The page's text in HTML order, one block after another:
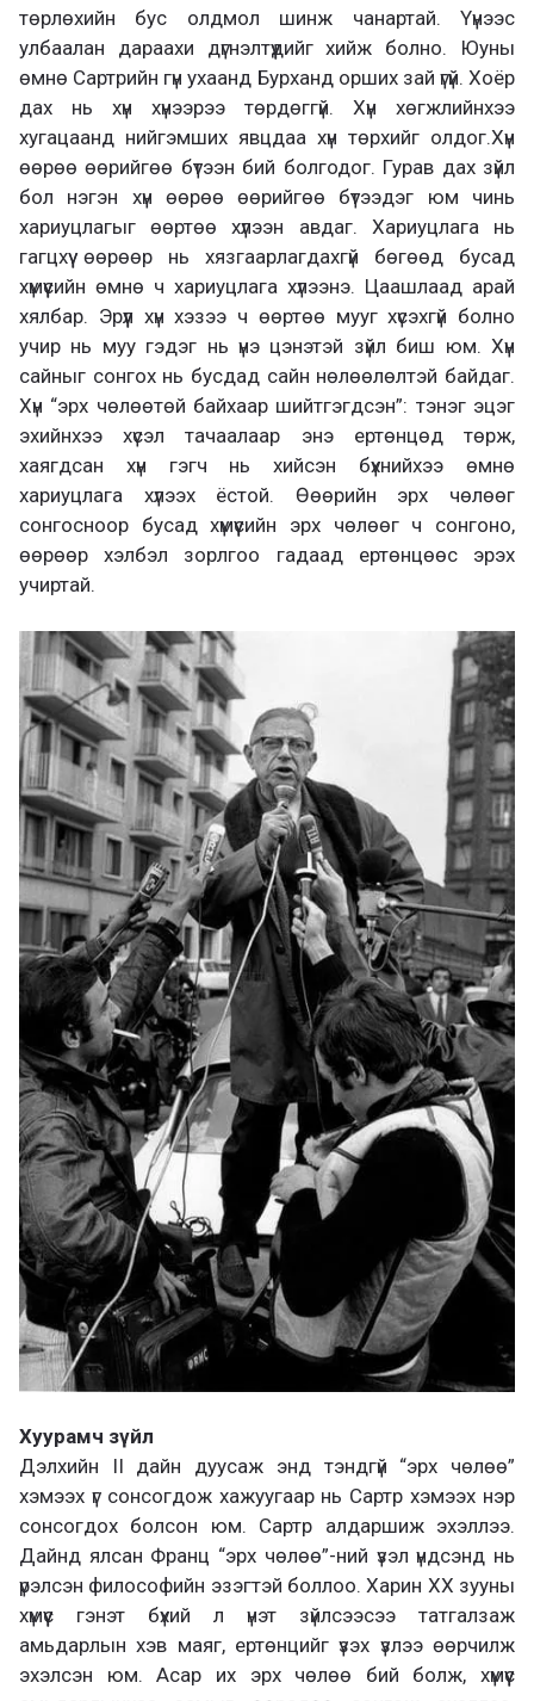
төрлөхийн бус олдмол шинж чанартай. Үүнээс
улбаалан дараахи дүгнэлтүүдийг хийж болно. Юуны
өмнө Сартрийн гүн ухаанд Бурханд орших зай үгүй. Хоёр
дах нь хүн хүнээрээ төрдөггүй. Хүн хөгжлийнхээ
хугацаанд нийгэмших явцдаа хүн төрхийг олдог.Хүн
өөрөө өөрийгөө бүтээн бий болгодог. Гурав дах зүйл
бол нэгэн хүн өөрөө өөрийгөө бүтээдэг юм чинь
хариуцлагыг өөртөө хүлээн авдаг. Хариуцлага нь
гагцхүү өөрөөр нь хязгаарлагдахгүй бөгөөд бусад
хүмүүсийн өмнө ч хариуцлага хүлээнэ. Цаашлаад арай
хялбар. Эрүүл хүн хэзээ ч өөртөө мууг хүсэхгүй болно
учир нь муу гэдэг нь үнэ цэнэтэй зүйл биш юм. Хүн
сайныг сонгох нь бусдад сайн нөлөөлөлтэй байдаг.
Хүн “эрх чөлөөтөй байхаар шийтгэгдсэн”: тэнэг эцэг
эхийнхээ хүсэл тачаалаар энэ ертөнцөд төрж,
хаягдсан хүн гэгч нь хийсэн бүхнийхээ өмнө
хариуцлага хүлээх ёстой. Өөөрийн эрх чөлөөг
сонгосноор бусад хүмүүсийн эрх чөлөөг ч сонгоно,
өөрөөр хэлбэл зорлгоо гадаад ертөнцөөс эрэх
учиртай.
Хуурамч зүйл
Дэлхийн II дайн дуусаж энд тэндгүй “эрх чөлөө”
хэмээх үг сонсогдож хажуугаар нь Сартр хэмээх нэр
сонсогдох болсон юм. Сартр алдаршиж эхэллээ.
Дайнд ялсан Франц “эрх чөлөө”-ний үзэл үндсэнд нь
үрэлсэн философийн эзэгтэй боллоо. Харин ХХ зууны
хүмүүс гэнэт бүхий л үнэт зүйлсээсээ татгалзаж
амьдарлын хэв маяг, ертөнцийг үзэх үзлээ өөрчилж
эхэлсэн юм. Асар их эрх чөлөө бий болж, хүмүүс